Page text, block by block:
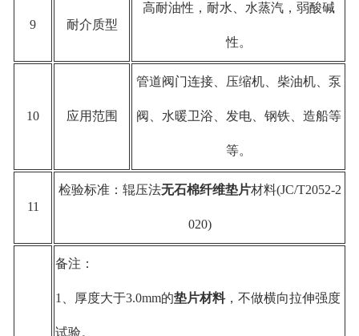
9 耐介质型
高耐油性，耐水、水蒸汽，弱酸碱
性。
10 应用范围
管道阀门连接、压缩机、柴油机、泵
阀、水暖卫浴、发电、钢铁、造船等
等。
11
检验标准：辊压法无石棉纤维垫片材料(JC/T2052-2
020)
备注：
1、厚度大于3.0mm的垫片材料，不做横向拉伸强度
试验。